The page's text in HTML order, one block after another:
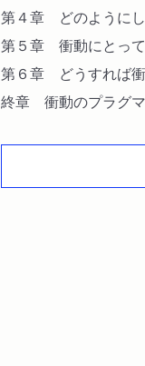
第４章 どのように
第５章 衝動にとっ
第６章 どうすれば
終章 衝動のプラグ